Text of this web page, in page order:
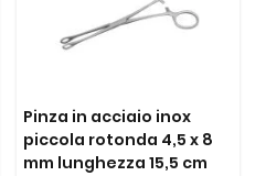
Pinza in acciaio inox
piccola rotonda 4,5 x 8
mm lunghezza 15,5 cm